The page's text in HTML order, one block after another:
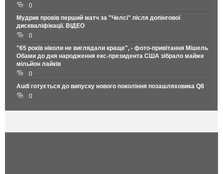
0
Мудрик провів перший матч за "Челсі" після допінгової
дискваліфікації. ВІДЕО
0
"65 років ніколи не виглядали краще", - фото-привітання Мішель
Обами до дня народження екс-президента США зібрало майже
мільйон лайків
0
Audi готується до випуску нового покоління позашляховика Q8
0